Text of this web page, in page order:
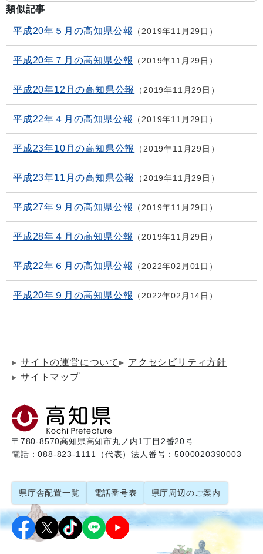
類似記事
平成20年５月の高知県公報 2019年11月29日
平成20年７月の高知県公報 2019年11月29日
平成20年12月の高知県公報 2019年11月29日
平成22年４月の高知県公報 2019年11月29日
平成23年10月の高知県公報 2019年11月29日
平成23年11月の高知県公報 2019年11月29日
平成27年９月の高知県公報 2019年11月29日
平成28年４月の高知県公報 2019年11月29日
平成22年６月の高知県公報 2022年02月01日
平成20年９月の高知県公報 2022年02月14日
サイトの運営について
アクセシビリティ方針
サイトマップ
〒780-8570高知県高知市丸ノ内1丁目2番20号
電話：088-823-1111（代表）法人番号：5000020390003
県庁舎配置一覧 電話番号表 県庁周辺のご案内